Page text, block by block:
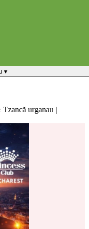
▾
urganau |